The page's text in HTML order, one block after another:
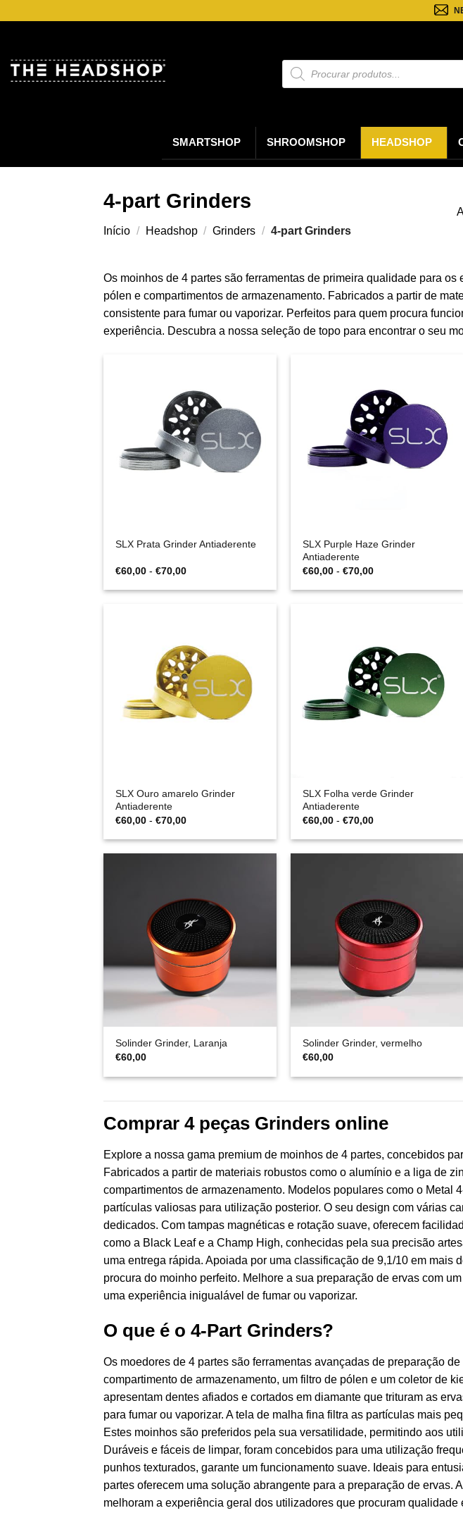
conteúdo
Pesquisa
de
produtos
SMARTSHOP SHROOMSHOP HEADSHOP
4-part Grinders
Início / Headshop / Grinders / 4-part Grinders
Os moinhos de 4 partes são ferramentas de primeira qualidade para
pólen e compartimentos de armazenamento. Fabricados a partir de
consistente para fumar ou vaporizar. Perfeitos para quem procura
experiência. Descubra a nossa seleção de topo para encontrar o seu
SLX Prata Grinder Antiaderente
€60,00 - €70,00Gama
preços:
SLX Purple Haze Grinder
Antiaderente
€60,00 - €70,00Gama
preços:
SLX Ouro amarelo Grinder
Antiaderente
€60,00 - €70,00Gama
preços:
SLX Folha verde Grinder
Antiaderente
€60,00 - €70,00Gama
preços:
Solinder Grinder, Laranja
€60,00
Solinder Grinder, vermelho
€60,00
Comprar 4 peças Grinders online
Explore a nossa gama premium de moinhos de 4 partes, concebidos
Fabricados a partir de materiais robustos como o alumínio e a liga de
compartimentos de armazenamento. Modelos populares como o
partículas valiosas para utilização posterior. O seu design com várias
dedicados. Com tampas magnéticas e rotação suave, oferecem
como a Black Leaf e a Champ High, conhecidas pela sua precisão
uma entrega rápida. Apoiada por uma classificação de 9,1/10 em
procura do moinho perfeito. Melhore a sua preparação de ervas com
uma experiência inigualável de fumar ou vaporizar.
O que é o 4-Part Grinders?
Os moedores de 4 partes são ferramentas avançadas de preparação
compartimento de armazenamento, um filtro de pólen e um coletor de
apresentam dentes afiados e cortados em diamante que trituram as
para fumar ou vaporizar. A tela de malha fina filtra as partículas mais
Estes moinhos são preferidos pela sua versatilidade, permitindo aos
Duráveis e fáceis de limpar, foram concebidos para uma utilização
punhos texturados, garante um funcionamento suave. Ideais para
partes oferecem uma solução abrangente para a preparação de
melhoram a experiência geral dos utilizadores que procuram